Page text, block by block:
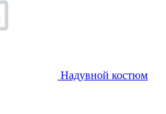
Надувной костюм